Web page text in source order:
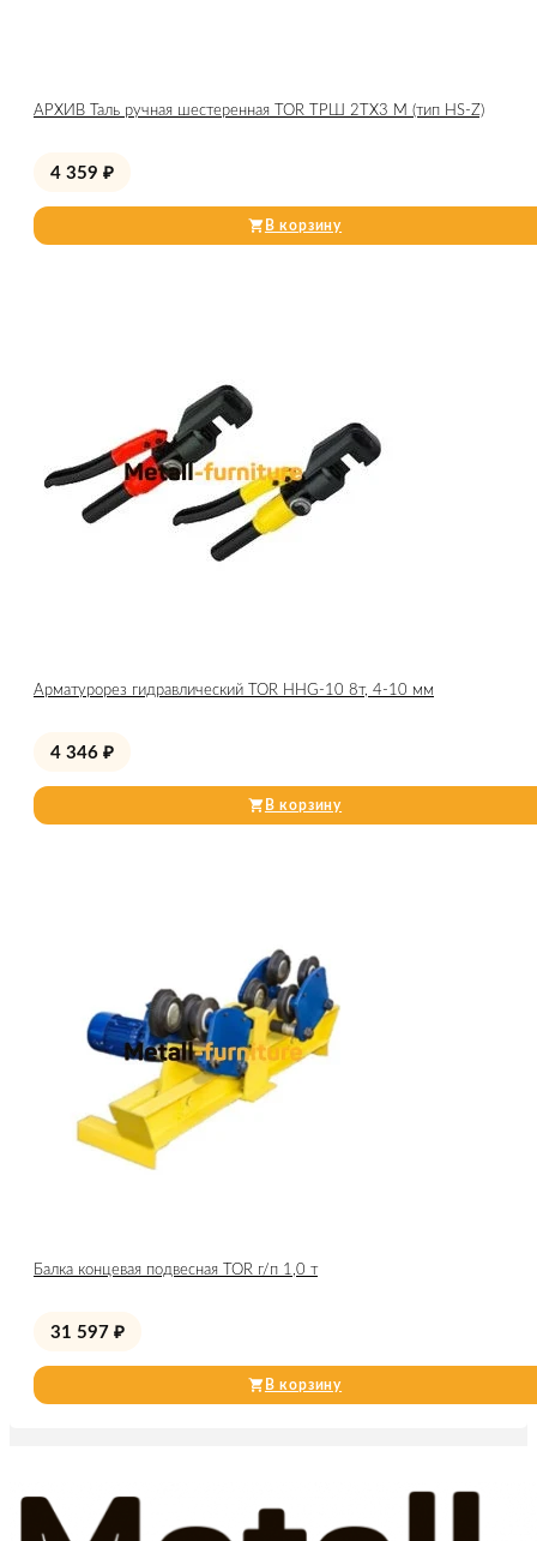
АРХИВ Таль ручная шестеренная TOR ТРШ 2ТХ3 М (тип HS-Z)
4 359 ₽
В корзину
Арматурорез гидравлический TOR HHG-10 8т, 4-10 мм
4 346 ₽
В корзину
Балка концевая подвесная TOR г/п 1,0 т
31 597 ₽
В корзину